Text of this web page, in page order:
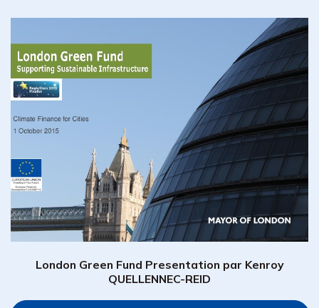
London Green Fund Presentation par Kenroy
QUELLENNEC-REID